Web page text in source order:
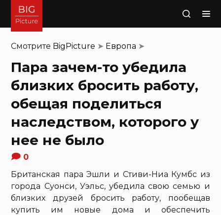
Поиск
Смотрите BigPicture ➤ Европа ➤
Пара зачем-то убедила
близких бросить работу,
обещая поделиться
наследством, которого у
нее не было
0
Британская пара Эшли и Стиви-Ниа Кумбс из
города Суонси, Уэльс, убедила свою семью и
близких друзей бросить работу, пообещав
купить им новые дома и обеспечить